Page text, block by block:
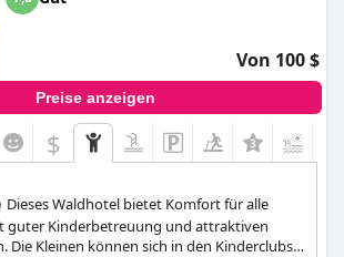
Von 100 $
Preise anzeigen
$
Dieses Waldhotel bietet Komfort für alle
guter Kinderbetreuung und attraktiven
Die Kleinen können sich in den Kinderclubs